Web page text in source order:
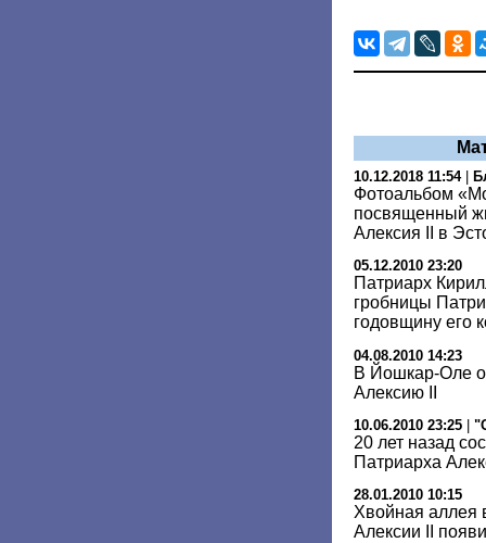
10.12.2018 11:54|
Фотоальбом
посвященный
Алексия II в
05.12.2010 23:20
Патриарх
гробницы
годовщину его
04.08.2010 14:23
В Йошкар-Оле
Алексию II
10.06.2010 23:25
20 лет назад
Патриарха
28.01.2010 10:15
Хвойная аллея
Алексии II